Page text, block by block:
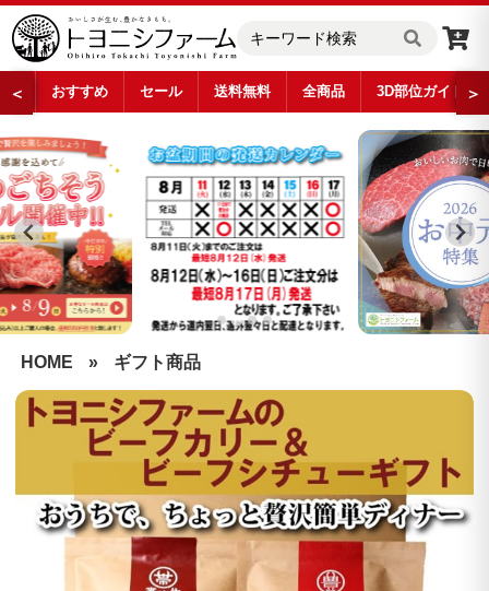
＜ おすすめ セール 送料無料 全商品 3D部位ガイド ＞
HOME » ギフト商品